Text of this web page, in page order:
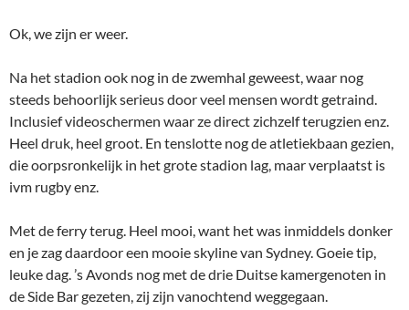
Ok, we zijn er weer.
Na het stadion ook nog in de zwemhal geweest, waar nog
steeds behoorlijk serieus door veel mensen wordt getraind.
Inclusief videoschermen waar ze direct zichzelf terugzien enz.
Heel druk, heel groot. En tenslotte nog de atletiekbaan gezien,
die oorpsronkelijk in het grote stadion lag, maar verplaatst is
ivm rugby enz.
Met de ferry terug. Heel mooi, want het was inmiddels donker
en je zag daardoor een mooie skyline van Sydney. Goeie tip,
leuke dag. ’s Avonds nog met de drie Duitse kamergenoten in
de Side Bar gezeten, zij zijn vanochtend weggegaan.